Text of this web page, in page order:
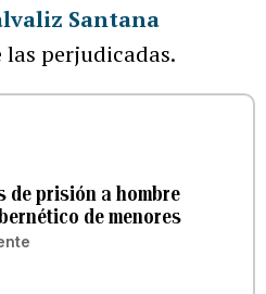
Santana
las perjudicadas.
de prisión a hombre
de menores